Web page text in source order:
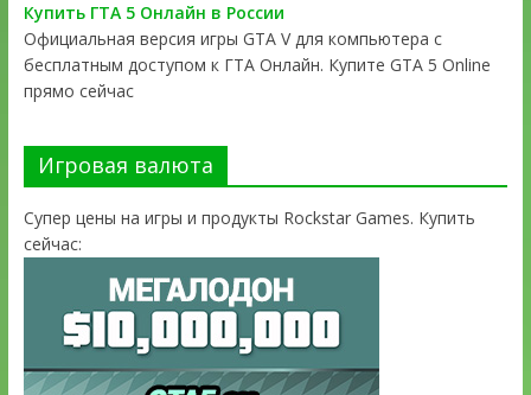
Купить ГТА 5 Онлайн в России
Официальная версия игры GTA V для компьютера с
бесплатным доступом к ГТА Онлайн. Купите GTA 5 Online
прямо сейчас
Игровая валюта
Супер цены на игры и продукты Rockstar Games. Купить
сейчас: